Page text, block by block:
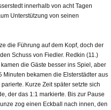
innerhalb von acht Tagen
Unterstützung von seinen
die Führung auf dem Kopf, doch der
Schuss von Fiedler. Redkin (11.)
die Gäste besser ins Spiel, aber
Minuten bekamen die Elsterstädter aus
Kurze Zeit später setzte sich
der das 1:1 markierte. Bis zur Pause
zog einen Eckball nach innen, den